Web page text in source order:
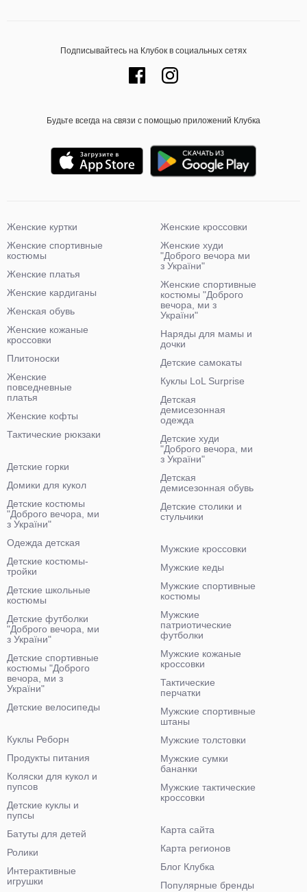
Подписывайтесь на Клубок в социальных сетях
Будьте всегда на связи с помощью приложений Клубка
Женские куртки
Женские спортивные
костюмы
Женские платья
Женские кардиганы
Женская обувь
Женские кожаные
кроссовки
Плитоноски
Женские
повседневные
платья
Женские кофты
Тактические рюкзаки
Женские кроссовки
Женские худи
"Доброго вечора ми
з України"
Женские спортивные
костюмы "Доброго
вечора, ми з
України"
Наряды для мамы и
дочки
Детские самокаты
Куклы LoL Surprise
Детская
демисезонная
одежда
Детские худи
"Доброго вечора, ми
з України"
Детская
демисезонная обувь
Детские столики и
стульчики
Детские горки
Домики для кукол
Детские костюмы
"Доброго вечора, ми
з України"
Одежда детская
Детские костюмы-
тройки
Детские школьные
костюмы
Детские футболки
"Доброго вечора, ми
з України"
Детские спортивные
костюмы "Доброго
вечора, ми з
України"
Детские велосипеды
Мужские кроссовки
Мужские кеды
Мужские спортивные
костюмы
Мужские
патриотические
футболки
Мужские кожаные
кроссовки
Тактические
перчатки
Мужские спортивные
штаны
Мужские толстовки
Мужские сумки
бананки
Мужские тактические
кроссовки
Куклы Реборн
Продукты питания
Коляски для кукол и
пупсов
Детские куклы и
пупсы
Батуты для детей
Ролики
Интерактивные
игрушки
Карта сайта
Карта регионов
Блог Клубка
Популярные бренды